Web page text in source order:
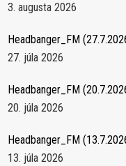
3. augusta 2026
Headbanger_FM
27. júla 2026
Headbanger_FM
20. júla 2026
Headbanger_FM
13. júla 2026